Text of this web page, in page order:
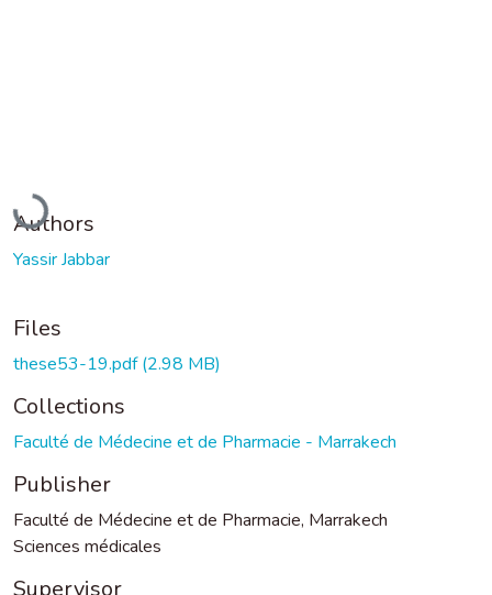
Loading...
Authors
Yassir Jabbar
Files
these53-19.pdf(2.98 MB)
Collections
Faculté de Médecine et de Pharmacie - Marrakech
Publisher
Faculté de Médecine et de Pharmacie, Marrakech
Sciences médicales
Supervisor